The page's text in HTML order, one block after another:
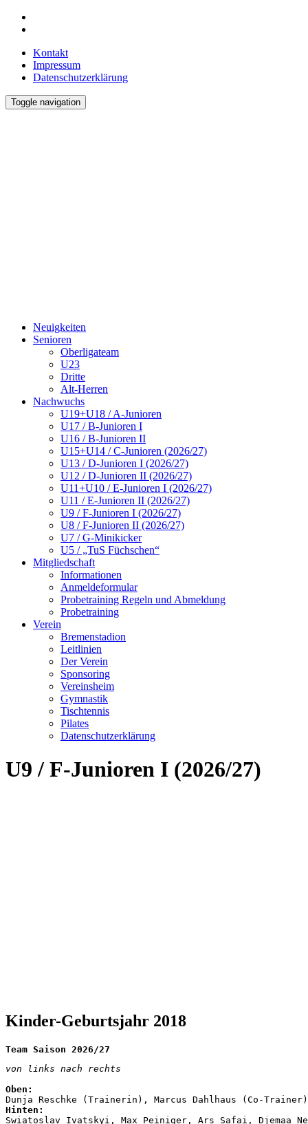
Kontakt
Impressum
Datenschutzerklärung
Toggle navigation
Neuigkeiten
Senioren
Oberligateam
U23
Dritte
Alt-Herren
Nachwuchs
U19+U18 / A-Junioren
U17 / B-Junioren I
U16 / B-Junioren II
U15+U14 / C-Junioren (2026/27)
U13 / D-Junioren I (2026/27)
U12 / D-Junioren II (2026/27)
U11+U10 / E-Junioren I (2026/27)
U11 / E-Junioren II (2026/27)
U9 / F-Junioren I (2026/27)
U8 / F-Junioren II (2026/27)
U7 / G-Minikicker
U5 / „TuS Füchschen“
Mitgliedschaft
Informationen
Anmeldeformular
Probetraining Regeln und Abmeldung
Probetraining
Verein
Bremenstadion
Leitlinien
Der Verein
Sponsoring
Vereinsheim
Gymnastik
Tischtennis
Pilates
Datenschutzerklärung
U9 / F-Junioren I (2026/27)
Kinder-Geburtsjahr 2018
Team Saison 2026/27
von links nach rechts
Hinten: